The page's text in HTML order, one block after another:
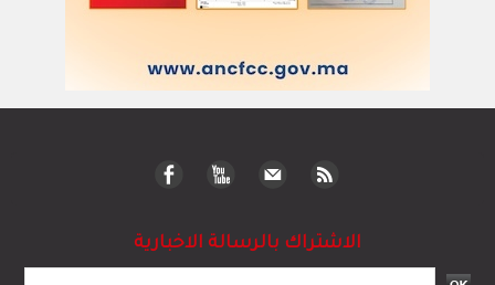
الاشتراك بالرسالة الاخبارية